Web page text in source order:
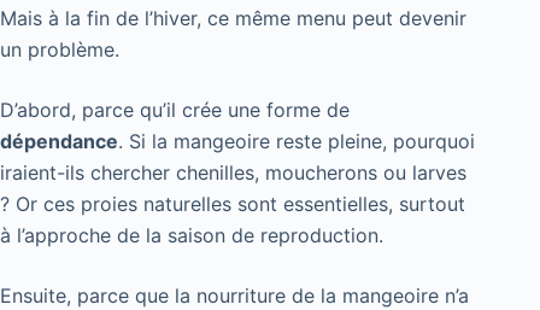
Mais à la fin de l’hiver, ce même menu peut devenir
un problème.
D’abord, parce qu’il crée une forme de
dépendance. Si la mangeoire reste pleine, pourquoi
iraient-ils chercher chenilles, moucherons ou larves
? Or ces proies naturelles sont essentielles, surtout
à l’approche de la saison de reproduction.
Ensuite, parce que la nourriture de la mangeoire n’a